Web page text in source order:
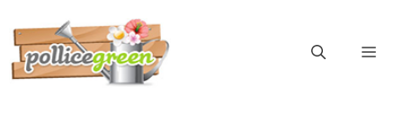
contenuto